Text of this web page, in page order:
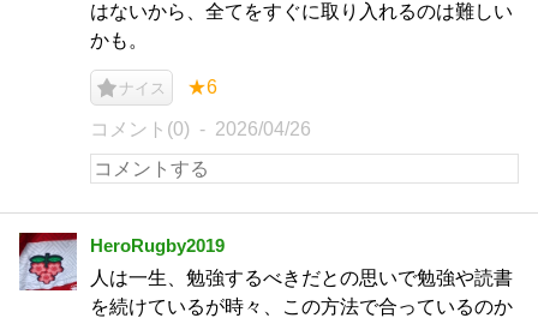
はないから、全てをすぐに取り入れるのは難しい
かも。
ナイス ★6
コメント(0) 2026/04/26
HeroRugby2019
人は一生、勉強するべきだとの思いで勉強や読書
を続けているが時々、この方法で合っているのか